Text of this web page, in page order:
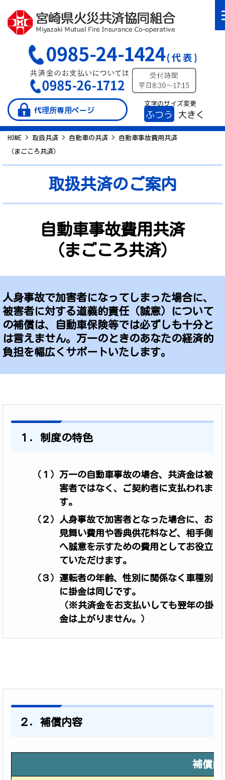
代理所専用ページ
文字のサイズ変更
ふつう 大きく
HOME > 取扱共済 > 自動車の共済 > 自動車事故費用共済
（まごころ共済）
自動車事故費用共済
（まごころ共済）
人身事故で加害者になってしまった場合に、
被害者に対する道義的責任（誠意）について
の補償は、自動車保険等では必ずしも十分と
は言えません。万一のときのあなたの経済的
負担を幅広くサポートいたします。
１．制度の特色
（１）万一の自動車事故の場合、共済金は被
害者ではなく、ご契約者に支払われま
す。
（２）人身事故で加害者となった場合に、お
見舞い費用や香典供花料など、相手側
へ誠意を示すための費用としてお役立
ていただけます。
（３）運転者の年齢、性別に関係なく車種別
に掛金は同じです。
（※共済金をお支払いしても翌年の掛
金は上がりません。）
２．補償内容
補償内